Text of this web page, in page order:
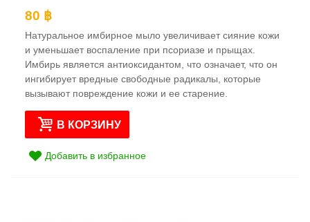
80 ฿
Натуральное имбирное мыло увеличивает сияние кожи
и уменьшает воспаление при псориазе и прыщах.
Имбирь является антиоксидантом, что означает, что он
ингибирует вредные свободные радикалы, которые
вызывают повреждение кожи и ее старение.
В КОРЗИНУ
Добавить в избранное